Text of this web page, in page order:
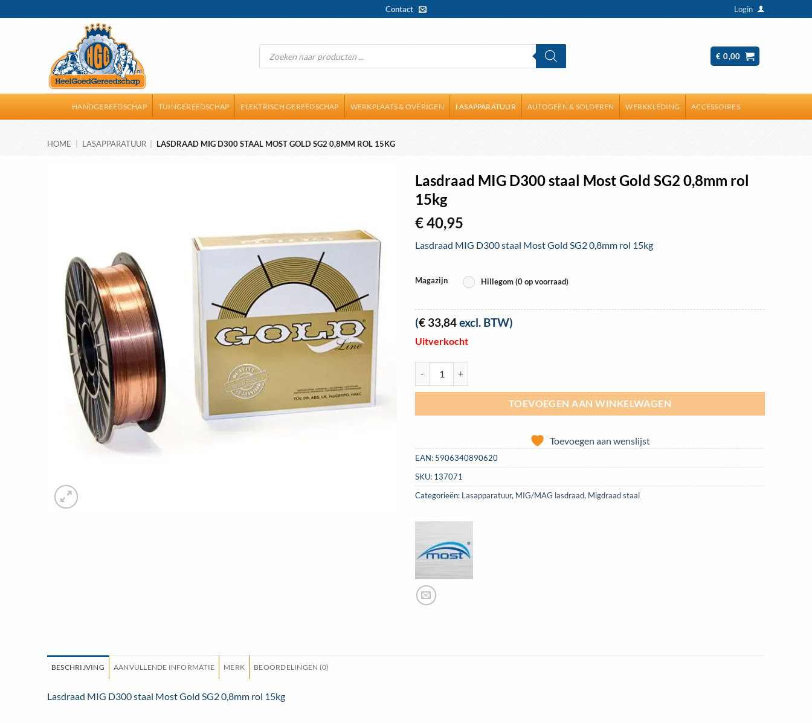
naar
Contact Login
Producten
zoeken
€ 0,00
HANDGEREEDSCHAP TUINGEREEDSCHAP ELEKTRISCH GEREEDSCHAP WERKPLAATS & OVERIGEN LASAPPARATUUR AUTOGEEN & SOLDEREN WERKKLEDING ACCESSOIRES
HOME | LASAPPARATUUR | LASDRAAD MIG D300 STAAL MOST GOLD SG2 0,8MM ROL 15KG
wenslijst
Lasdraad MIG D300 staal Most Gold SG2 0,8mm rol
15kg
€40,95
Lasdraad MIG D300 staal Most Gold SG2 0,8mm rol 15kg
Magazijn Hillegom (0 op voorraad)
(€ 33,84excl. BTW)
Uitverkocht
TOEVOEGEN AAN WINKELWAGEN
Toevoegen aan wenslijst
EAN: 5906340890620
SKU: 137071
Categorieën: Lasapparatuur, MIG/MAG lasdraad, Migdraad staal
BESCHRIJVING AANVULLENDE INFORMATIE MERK BEOORDELINGEN (0)
Lasdraad MIG D300 staal Most Gold SG2 0,8mm rol 15kg